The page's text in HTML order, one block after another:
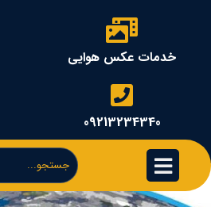
خدمات عکس هوایی
09213234340